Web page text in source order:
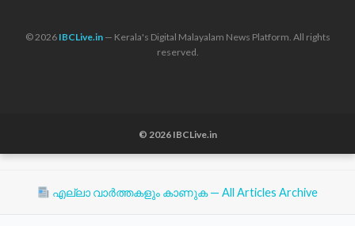
© 2026 IBCLive.in— Kerala's Digital Malayalam News Platform. All rights
reserved.
© 2026 IBCLive.in
എല്ലാ വാർത്തകളും കാണുക — All Articles Archive